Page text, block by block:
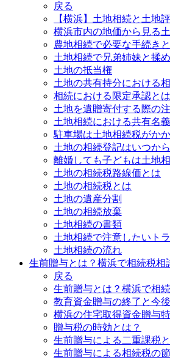
戻る
【横浜】土地相続と土地
横浜市内の地価から見る
農地相続で必要な手続き
土地相続で兄弟姉妹と揉
土地の抵当権
土地の共有持分における
相続における限定承認と
土地を遺贈寄付する際の
土地相続における共有名
駐車場は土地相続税がか
土地の相続登記はいつか
離婚しても子どもは土地
土地の相続税路線価とは
土地の相続税とは
土地の遺産分割
土地の相続放棄
土地相続の書類
土地相続で注意したいト
土地相続の流れ
生前贈与とは？横浜で相続税相
戻る
生前贈与とは？横浜で相
教育資金贈与の終了と今
横浜の住宅取得資金贈与
贈与税の時効とは？
生前贈与による二重課税
生前贈与による相続税の